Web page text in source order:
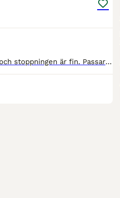
Säljer en fin albion slk. Inga skador och stoppningen är fin. Passar rak rygg och tar mycket manke. Kan skickas. Ej intresserad utav byte.